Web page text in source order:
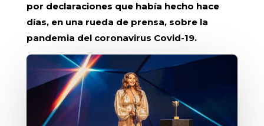
por declaraciones que había hecho hace
días, en una rueda de prensa, sobre la
pandemia del coronavirus Covid-19.